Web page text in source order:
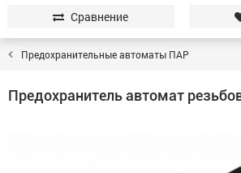
Сравнение
Предохранительные автоматы ПАР
Предохранитель автомат